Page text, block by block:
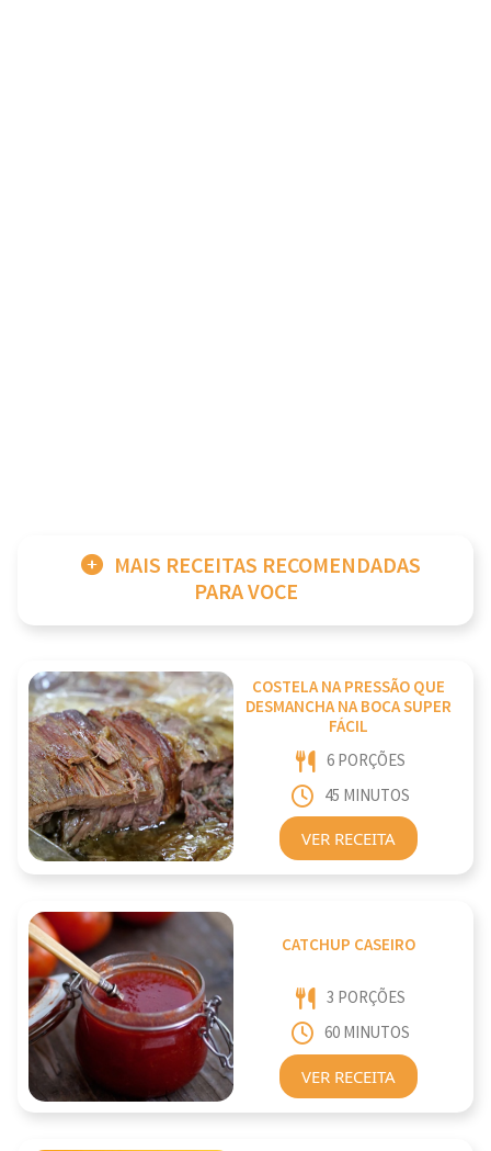
MAIS RECEITAS RECOMENDADAS
PARA VOCE
COSTELA NA PRESSÃO QUE
DESMANCHA NA BOCA SUPER
FÁCIL
6 PORÇÕES
45 MINUTOS
VER RECEITA
CATCHUP CASEIRO
3 PORÇÕES
60 MINUTOS
VER RECEITA